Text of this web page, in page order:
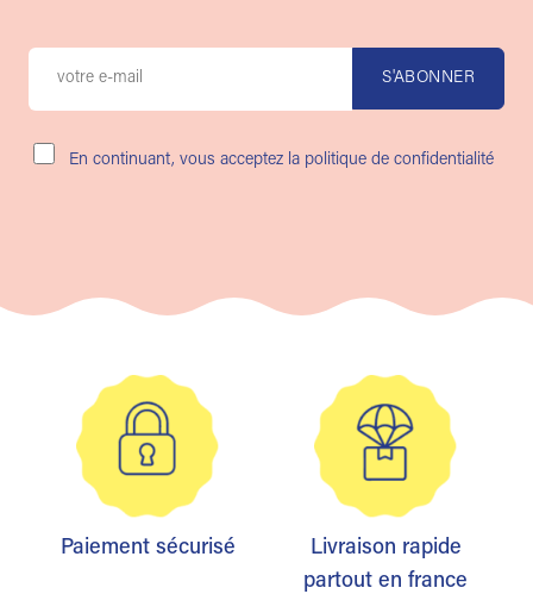
En continuant, vous acceptez la politique de confidentialité
Paiement sécurisé
Livraison rapide
partout en france